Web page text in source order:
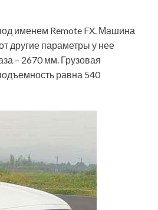
именем Remote FX. Машина
другие параметры у нее
– 2670 мм. Грузовая
равна 540